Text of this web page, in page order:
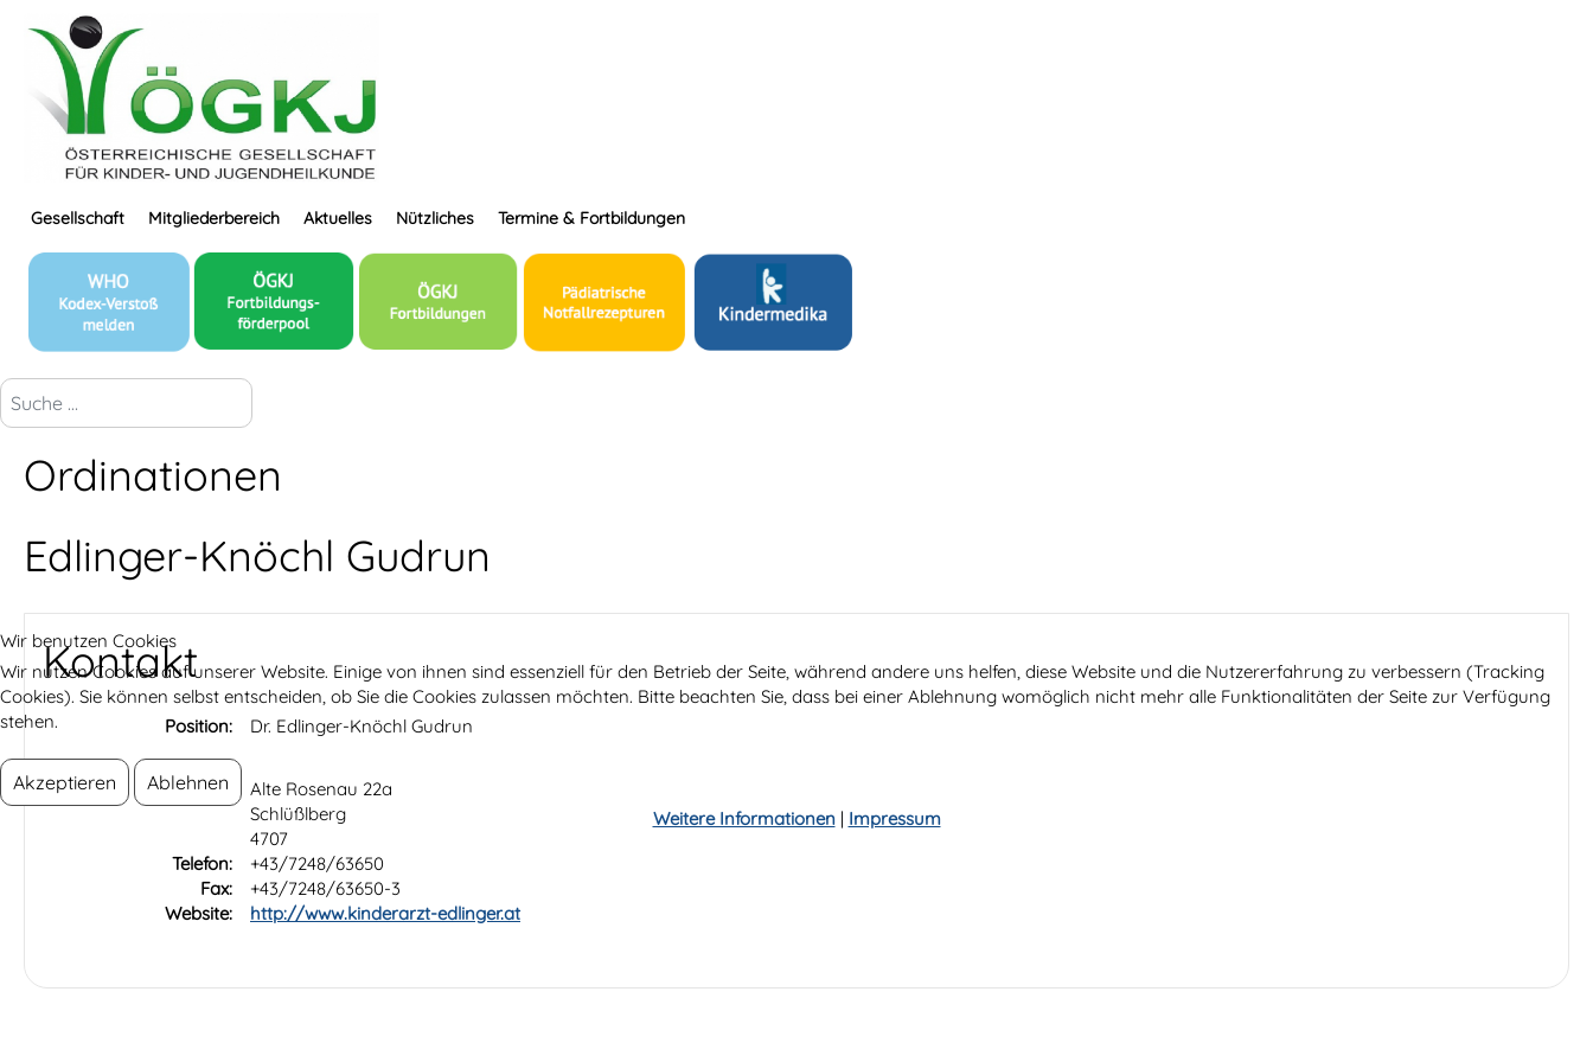
Gesellschaft Mitgliederbereich Aktuelles Nützliches Termine & Fortbildungen
suchen...
Ordinationen
Edlinger-Knöchl Gudrun
Kontakt
Position: Dr. Edlinger-Knöchl Gudrun
Adresse:
Alte Rosenau 22a
Schlüßlberg
4707
Telefon:
+43/7248/63650
Fax:
+43/7248/63650-3
Website:
http://www.kinderarzt-edlinger.at
Wir benutzen Cookies
Wir nutzen Cookies auf unserer Website. Einige von ihnen sind essenziell für den Betrieb der Seite, während andere uns helfen, diese Website und die Nutzererfahrung zu verbessern (Tracking
Cookies). Sie können selbst entscheiden, ob Sie die Cookies zulassen möchten. Bitte beachten Sie, dass bei einer Ablehnung womöglich nicht mehr alle Funktionalitäten der Seite zur Verfügung
stehen.
Akzeptieren Ablehnen
Weitere Informationen| Impressum